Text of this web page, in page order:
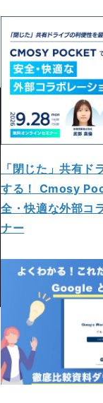
「閉じた」共有ド
する！ Cmosy
全・快適な外部コ
ナー